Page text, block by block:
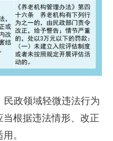
民政领域轻微违法行为
根据违法情形、改正
。